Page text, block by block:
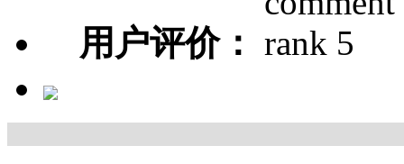
用户评价：